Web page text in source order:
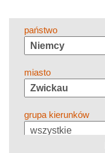
państwo
miasto
grupa kierunków